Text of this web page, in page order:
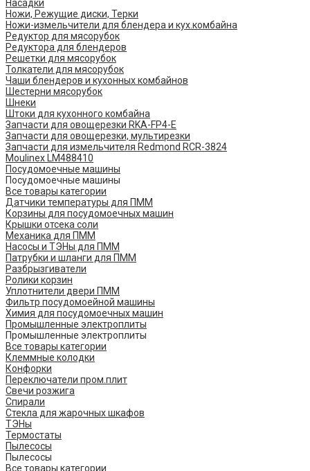
Насадки
Ножи, Режущие диски, Терки
Ножи-измельчители для блендера и кух.комбайна
Редуктор для мясорубок
Редуктора для блендеров
Решетки для мясорубок
Толкатели для мясорубок
Чаши блендеров и кухонных комбайнов
Шестерни мясорубок
Шнеки
Штоки для кухонного комбайна
Запчасти для овощерезки RKA-FP4-E
Запчасти для овощерезки, мультирезки
Запчасти для измельчителя Redmond RCR-3824
Moulinex LM488410
Посудомоечные машины
Посудомоечные машины
Все товары категории
Датчики температуры для ПММ
Корзины для посудомоечных машин
Крышки отсека соли
Механика для ПММ
Насосы и ТЭНы для ПММ
Патрубки и шланги для ПММ
Разбрызгиватели
Ролики корзин
Уплотнители двери ПММ
Фильтр посудомоейной машины
Химия для посудомоечных машин
Промышленные электроплиты
Промышленные электроплиты
Все товары категории
Клеммные колодки
Конфорки
Переключатели пром.плит
Свечи розжига
Спирали
Стекла для жарочных шкафов
ТЭНы
Термостаты
Пылесосы
Пылесосы
Все товары категории